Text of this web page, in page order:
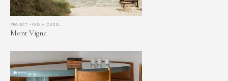
PROJECT – INDIVIDUEEL
Mont Vigne